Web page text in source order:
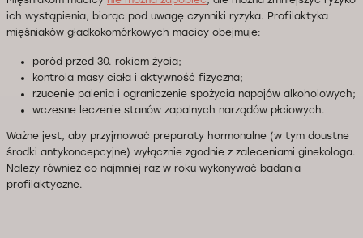
ich wystąpienia, biorąc pod uwagę czynniki ryzyka. Profilaktyka
mięśniaków gładkokomórkowych macicy obejmuje:
poród przed 30. rokiem życia;
kontrola masy ciała i aktywność fizyczna;
rzucenie palenia i ograniczenie spożycia napojów alkoholowych;
wczesne leczenie stanów zapalnych narządów płciowych.
Ważne jest, aby przyjmować preparaty hormonalne (w tym doustne
środki antykoncepcyjne) wyłącznie zgodnie z zaleceniami ginekologa.
Należy również co najmniej raz w roku wykonywać badania
profilaktyczne.